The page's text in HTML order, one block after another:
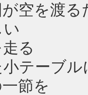
空を渡る
る
テーブ
節を